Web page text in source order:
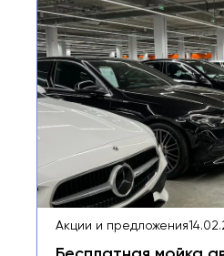
Акции и предложения